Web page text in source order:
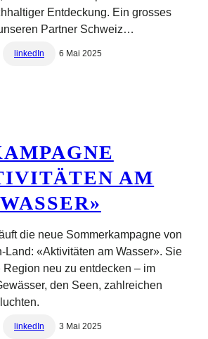
Entdeckung. Ein grosses
Partner Schweiz…
linkedIn 6 Mai 2025
AM
WASSER»
die neue Sommerkampagne von
Land: «Aktivitäten am Wasser». Sie
Region neu zu entdecken – im
den Seen, zahlreichen
linkedIn 3 Mai 2025